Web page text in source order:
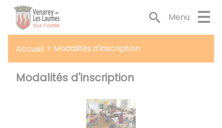
Lien
d'accès
rapide
menu
Lien
d'accès
rapide
contenu
principal
Lien
d'accès
rapide
recherche
Lien
d'accès
rapide
pied
de
page
Menu
Accueil Modalités d'inscription
Modalités d'inscription
Panneau de gestion des cookies